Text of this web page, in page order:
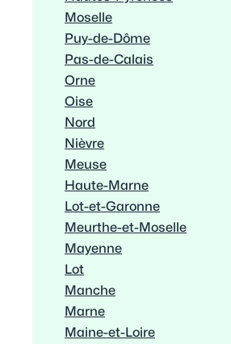
Moselle
Puy-de-Dôme
Pas-de-Calais
Orne
Oise
Nord
Nièvre
Meuse
Haute-Marne
Lot-et-Garonne
Meurthe-et-Moselle
Mayenne
Lot
Manche
Marne
Maine-et-Loire